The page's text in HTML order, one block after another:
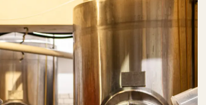
KUMPEL &
KEULE
DO: 09:00 – 18:00
Fleisch + Wurstwaren
Gastronomie